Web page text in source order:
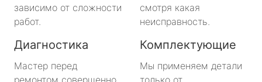
зависимо от сложности
работ.
смотря какая
неисправность.
Диагностика
Мастер перед
ремонтом совершенно
Комплектующие
Мы применяем детали
только от